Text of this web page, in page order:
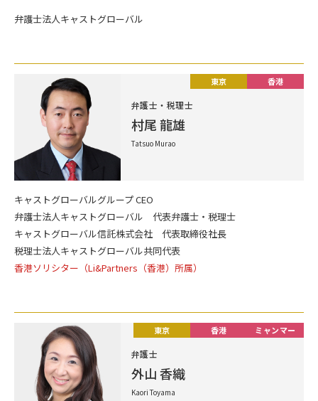
弁護士法人キャストグローバル
弁護士・税理士
村尾 龍雄
Tatsuo Murao
東京 香港
キャストグローバルグループ CEO
弁護士法人キャストグローバル 代表弁護士・税理士
キャストグローバル信託株式会社 代表取締役社長
税理士法人キャストグローバル共同代表
香港ソリシター（Li&Partners（香港）所属）
弁護士
外山 香織
Kaori Toyama
東京 香港 ミャンマー